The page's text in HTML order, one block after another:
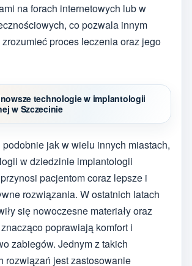
na forach internetowych lub w
co pozwala innym
proces leczenia oraz jego
technologie w implantologii
w Szczecinie
jak w wielu innych miastach,
w dziedzinie implantologii
pacjentom coraz lepsze i
rozwiązania. W ostatnich latach
się nowoczesne materiały oraz
poprawiają komfort i
zabiegów. Jednym z takich
rozwiązań jest zastosowanie